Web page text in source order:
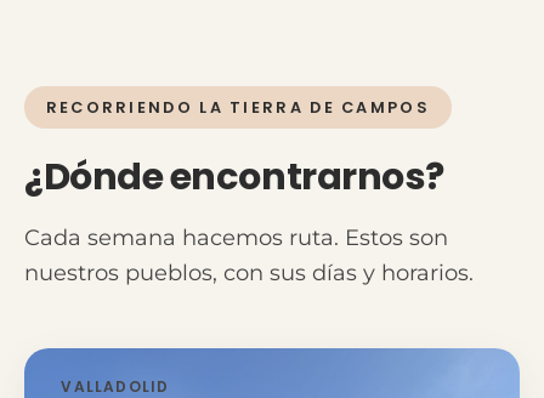
RECORRIENDO LA TIERRA DE CAMPOS
¿Dónde encontrarnos?
Cada semana hacemos ruta. Estos son
nuestros pueblos, con sus días y horarios.
VALLADOLID